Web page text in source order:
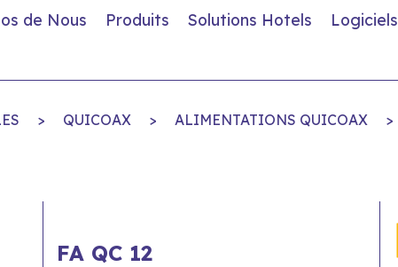
de Nous Produits Solutions Hotels Logiciels
> QUICOAX > ALIMENTATIONS QUICOAX >
FA QC 12